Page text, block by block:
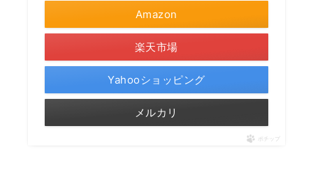
Amazon
楽天市場
Yahooショッピング
メルカリ
ポチップ